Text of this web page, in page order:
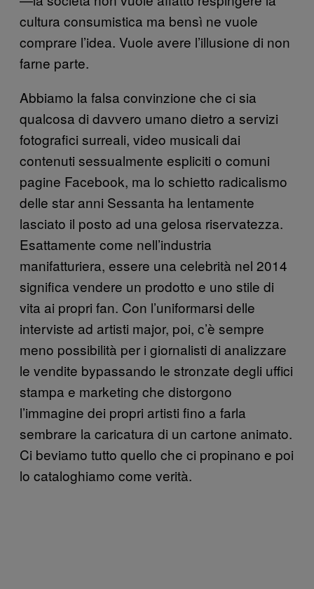
cultura consumistica ma bensì ne vuole
comprare l’idea. Vuole avere l’illusione di non
farne parte.
Abbiamo la falsa convinzione che ci sia
qualcosa di davvero umano dietro a servizi
fotografici surreali, video musicali dai
contenuti sessualmente espliciti o comuni
pagine Facebook, ma lo schietto radicalismo
delle star anni Sessanta ha lentamente
lasciato il posto ad una gelosa riservatezza.
Esattamente come nell’industria
manifatturiera, essere una celebrità nel 2014
significa vendere un prodotto e uno stile di
vita ai propri fan. Con l’uniformarsi delle
interviste ad artisti major, poi, c’è sempre
meno possibilità per i giornalisti di analizzare
le vendite bypassando le stronzate degli uffici
stampa e marketing che distorgono
l’immagine dei propri artisti fino a farla
sembrare la caricatura di un cartone animato.
Ci beviamo tutto quello che ci propinano e poi
lo cataloghiamo come verità.